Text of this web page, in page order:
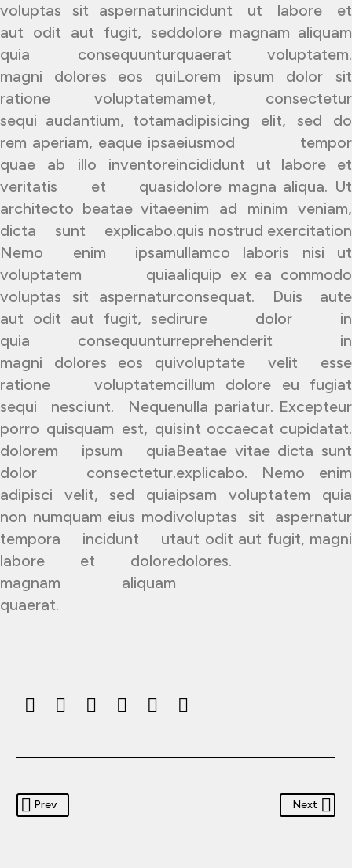
voluptas sit aspernatur
aut odit aut fugit, sed
quia consequuntur
magni dolores eos qui
ratione voluptatem
sequi audantium, totam
rem aperiam, eaque ipsa
quae ab illo inventore
veritatis et quasi
architecto beatae vitae
dicta sunt explicabo.
Nemo enim ipsam
voluptatem quia
voluptas sit aspernatur
aut odit aut fugit, sed
quia consequuntur
magni dolores eos qui
ratione voluptatem
sequi nesciunt. Neque
porro quisquam est, qui
dolorem ipsum quia
dolor consectetur.
adipisci velit, sed quia
non numquam eius modi
tempora incidunt ut
labore et dolore
magnam aliquam
quaerat.
incidunt ut labore et
dolore magnam aliquam
quaerat voluptatem.
Lorem ipsum dolor sit
amet, consectetur
adipisicing elit, sed do
eiusmod tempor
incididunt ut labore et
dolore magna aliqua. Ut
enim ad minim veniam,
quis nostrud exercitation
ullamco laboris nisi ut
aliquip ex ea commodo
consequat. Duis aute
irure dolor in
reprehenderit in
voluptate velit esse
cillum dolore eu fugiat
nulla pariatur. Excepteur
sint occaecat cupidatat.
Beatae vitae dicta sunt
explicabo. Nemo enim
ipsam voluptatem quia
voluptas sit aspernatur
aut odit aut fugit, magni
dolores.
Prev Next